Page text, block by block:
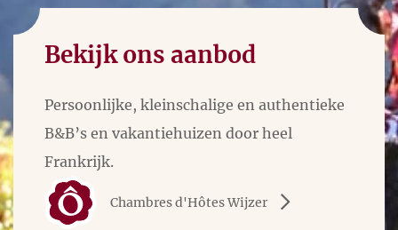
Bekijk ons aanbod
Persoonlijke, kleinschalige en authentieke
B&B’s en vakantiehuizen door heel
Frankrijk.
Chambres d'Hôtes Wijzer